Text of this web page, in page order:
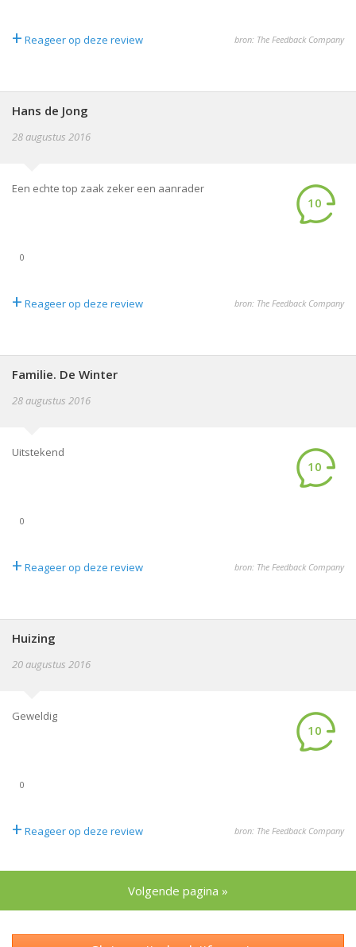
+ Reageer op deze review bron: The Feedback Company
Hans de Jong
28 augustus 2016
Een echte top zaak zeker een aanrader
10
0
+ Reageer op deze review bron: The Feedback Company
Familie. De Winter
28 augustus 2016
Uitstekend
10
0
+ Reageer op deze review bron: The Feedback Company
Huizing
20 augustus 2016
Geweldig
10
0
+ Reageer op deze review bron: The Feedback Company
Volgende pagina »